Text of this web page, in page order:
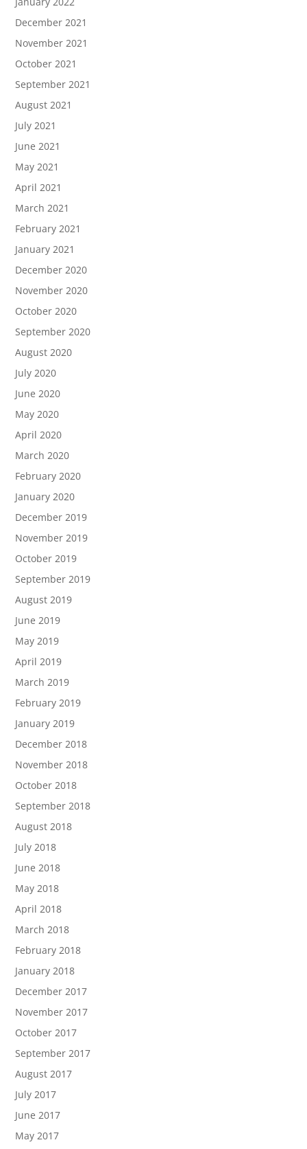
December 2021
November 2021
October 2021
September 2021
August 2021
July 2021
June 2021
May 2021
April 2021
March 2021
February 2021
January 2021
December 2020
November 2020
October 2020
September 2020
August 2020
July 2020
June 2020
May 2020
April 2020
March 2020
February 2020
January 2020
December 2019
November 2019
October 2019
September 2019
August 2019
June 2019
May 2019
April 2019
March 2019
February 2019
January 2019
December 2018
November 2018
October 2018
September 2018
August 2018
July 2018
June 2018
May 2018
April 2018
March 2018
February 2018
January 2018
December 2017
November 2017
October 2017
September 2017
August 2017
July 2017
June 2017
May 2017